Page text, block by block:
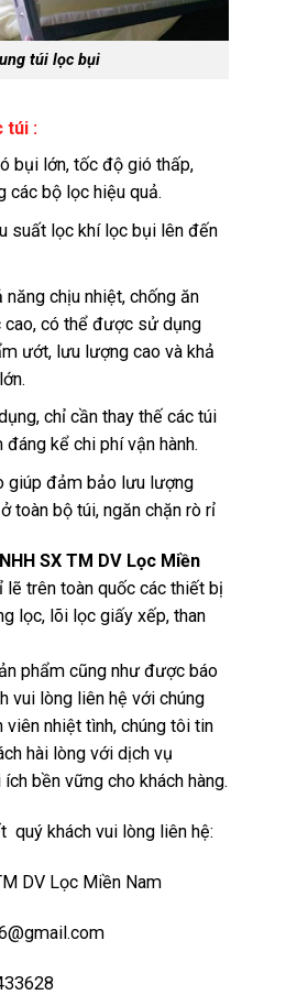
túi lọc bụi
túi :
bụi lớn, tốc độ gió thấp,
các bộ lọc hiệu quả.
suất lọc khí lọc bụi lên đến
năng chịu nhiệt, chống ăn
cao, có thể được sử dụng
ướt, lưu lượng cao và khả
chỉ cần thay thế các túi
đáng kể chi phí vận hành.
giúp đảm bảo lưu lượng
toàn bộ túi, ngăn chặn rò rỉ
SX TM DV Lọc Miền
lẽ trên toàn quốc các thiết bị
lọc, lõi lọc giấy xếp, than
phẩm cũng như được báo
vui lòng liên hệ với chúng
viên nhiệt tình, chúng tôi tin
hài lòng với dịch vụ
bền vững cho khách hàng.
quý khách vui lòng liên hệ:
DV Lọc Miền Nam